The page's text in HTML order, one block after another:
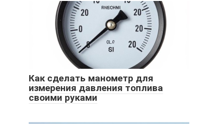
Как сделать манометр для
измерения давления топлива
своими руками